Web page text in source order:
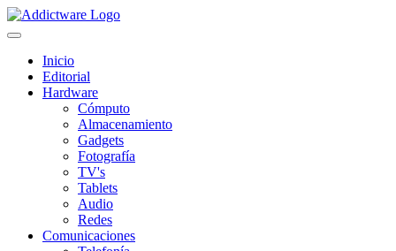
Inicio
Editorial
Hardware
Cómputo
Almacenamiento
Gadgets
Fotografía
TV's
Tablets
Audio
Redes
Comunicaciones